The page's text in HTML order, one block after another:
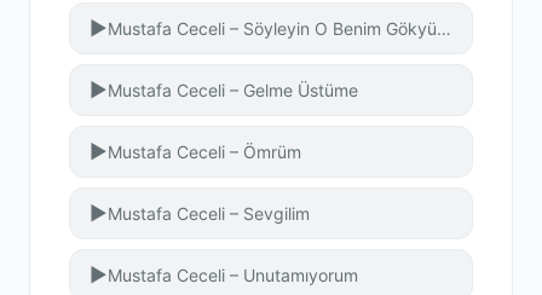
▶ Mustafa Ceceli – Söyleyin O Benim Gökyüzüm Güneşim
▶Mustafa Ceceli – Gelme Üstüme
▶Mustafa Ceceli – Ömrüm
▶Mustafa Ceceli – Sevgilim
▶Mustafa Ceceli – Unutamıyorum